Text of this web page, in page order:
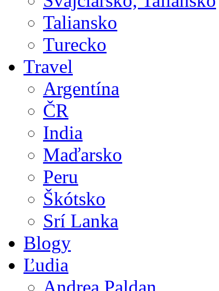
Taliansko
Turecko
Travel
Argentína
ČR
India
Maďarsko
Peru
Škótsko
Srí Lanka
Blogy
Ľudia
Andrea Paldan